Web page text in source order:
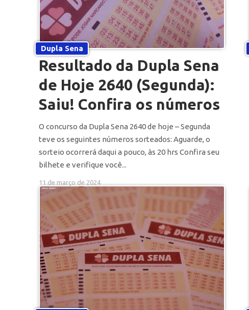
Dupla Sena
Resultado da Dupla Sena
de Hoje 2640 (Segunda):
Saiu! Confira os números
O concurso da Dupla Sena 2640 de hoje – Segunda
teve os seguintes números sorteados: Aguarde, o
sorteio ocorrerá daqui a pouco, às 20 hrs Confira seu
bilhete e verifique você...
11 de março de 2024